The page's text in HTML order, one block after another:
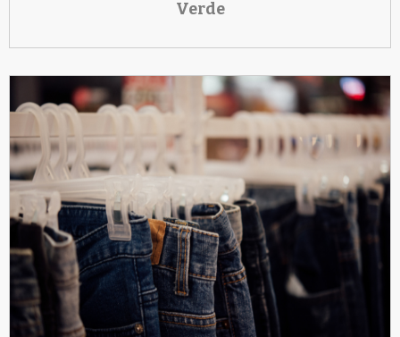
Verde